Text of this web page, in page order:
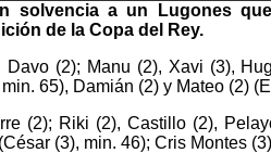
solvencia a un Lugones
de la Copa del Rey.
Davo (2); Manu (2), Xavi (3),
65), Damián (2) y Mateo (2)
(2); Riki (2), Castillo (2),
(3), min. 46); Cris Montes